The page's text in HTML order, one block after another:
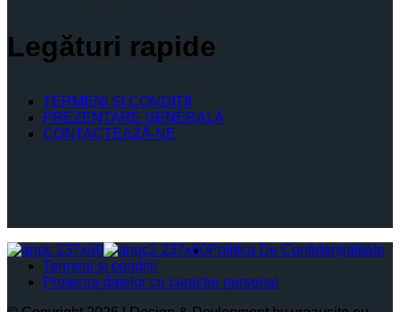
Legături rapide
TERMENI ŞI CONDIŢII
PREZENTARE GENERALĂ
CONTACTEAZĂ-NE
Politica De Confidențialitate
Termeni și condiții
Protectia datelor cu caracter personal